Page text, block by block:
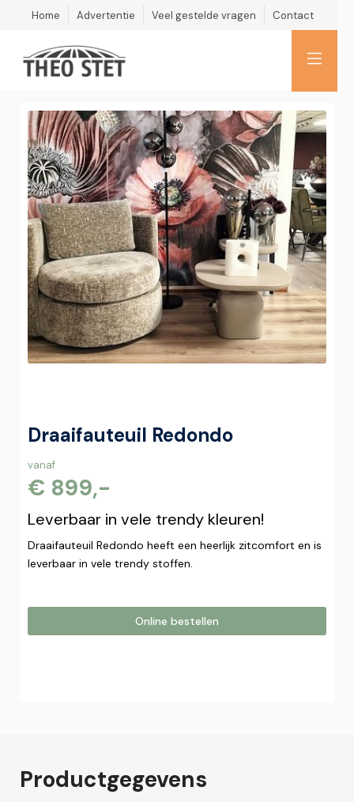
Home Advertentie Veel gestelde vragen Contact
Draaifauteuil Redondo
vanaf
€ 899,-
Leverbaar in vele trendy kleuren!
Draaifauteuil Redondo heeft een heerlijk zitcomfort en is
leverbaar in vele trendy stoffen.
Online bestellen
Productgegevens